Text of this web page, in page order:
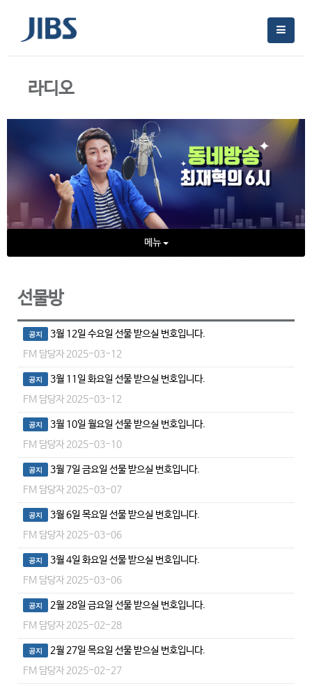
라디오
메뉴
선물방
공지
3월 12일 수요일 선물 받으실 번호입니다.
FM 담당자 2025-03-12
공지
3월 11일 화요일 선물 받으실 번호입니다.
FM 담당자 2025-03-12
공지
3월 10일 월요일 선물 받으실 번호입니다.
FM 담당자 2025-03-10
공지
3월 7일 금요일 선물 받으실 번호입니다.
FM 담당자 2025-03-07
공지
3월 6일 목요일 선물 받으실 번호입니다.
FM 담당자 2025-03-06
공지
3월 4일 화요일 선물 받으실 번호입니다.
FM 담당자 2025-03-06
공지
2월 28일 금요일 선물 받으실 번호입니다.
FM 담당자 2025-02-28
공지
2월 27일 목요일 선물 받으실 번호입니다.
FM 담당자 2025-02-27